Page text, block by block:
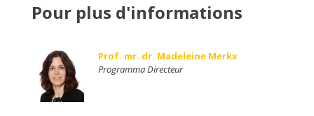
Pour plus d'informations
Prof. mr. dr. Madeleine Merkx
Programma Directeur